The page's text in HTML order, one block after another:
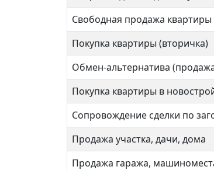
Свободная продажа квартиры
Покупка квартиры (вторичка)
Обмен-альтернатива
Покупка квартиры в
Сопровождение сделки по
Продажа участка, дачи, дома
Продажа гаража,
Братиславская
2 комнат
53 кв.м.